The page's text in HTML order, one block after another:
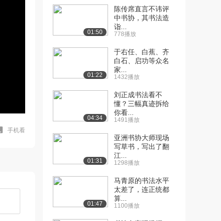
手机看
01:50
陈传席直言不讳评
中书协，其书法造
诣...
778播放
01:22
于右任、白蕉、齐
白石、启功等众名
家...
1432播放
04:34
刘正成书法看不
懂？三幅真迹拆给
你看...
1491播放
01:31
亚洲书协大师现场
写草书，写出了翻
江...
1298播放
01:47
马青原的书法水平
太差了，连正统都
算...
1100播放